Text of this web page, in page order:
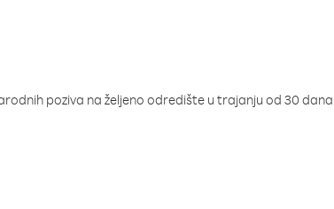
poziva na željeno odredište u trajanju od 30